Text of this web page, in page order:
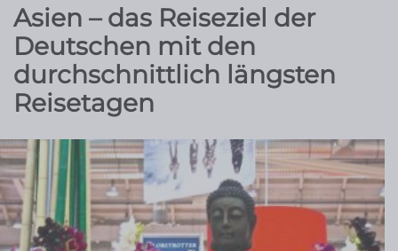
Asien – das Reiseziel der
Deutschen mit den
durchschnittlich längsten
Reisetagen